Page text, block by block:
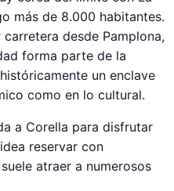
más de 8.000 habitantes.
desde Pamplona,
forma parte de la
un enclave
como en lo cultural.
a Corella para disfrutar
reservar con
atraer a numerosos